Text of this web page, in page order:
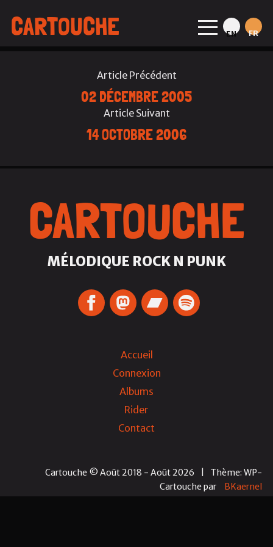
CARTOUCHE EN FR
Article Précédent
02 DÉCEMBRE 2005
Article Suivant
14 OCTOBRE 2006
CARTOUCHE
MÉLODIQUE ROCK N PUNK
Accueil
Connexion
Albums
Rider
Contact
Cartouche © Août 2018 - Août 2026
Thème: WP-
Cartouchepar BKaernel